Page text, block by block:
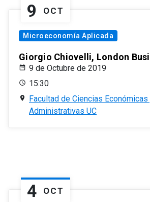
9 OCT
Microeconomía Aplicada
Giorgio Chiovelli, London
9 de Octubre de 2019
15:30
Facultad de Ciencias Económicas
Administrativas UC
4 OCT